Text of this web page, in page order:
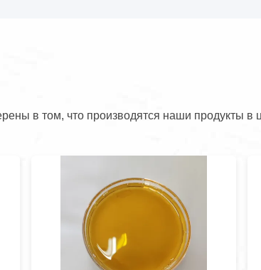
в том, что производятся наши продукты в